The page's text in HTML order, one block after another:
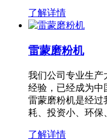
了解详情
雷蒙磨粉机
我们公司专业生产
经验，已经成为中
雷蒙磨粉机是经过
耗、投资小、环
了解详情